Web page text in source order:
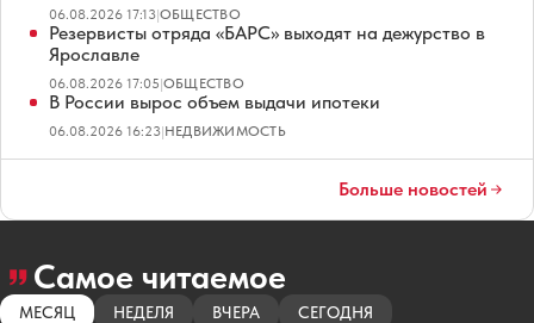
06.08.2026 17:13|ОБЩЕСТВО
Резервисты отряда «БАРС» выходят на дежурство в
Ярославле
06.08.2026 17:05|ОБЩЕСТВО
В России вырос объем выдачи ипотеки
06.08.2026 16:23|НЕДВИЖИМОСТЬ
Больше новостей
Самое читаемое
МЕСЯЦ НЕДЕЛЯ ВЧЕРА СЕГОДНЯ